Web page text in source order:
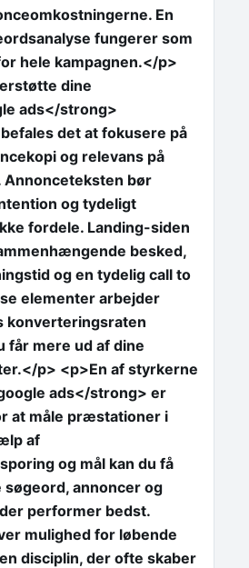
En
fungerer som
hele kampagnen.</p>
dine
ads</strong>
det at fokusere på
og relevans på
Annonceteksten bør
og tydeligt
fordele. Landing-siden
besked,
og en tydelig call to
elementer arbejder
konverteringsraten
får mere ud af dine
p> <p>En af styrkerne
ads</strong> er
at måle præstationer i
af
og mål kan du få
søgeord, annoncer og
performer bedst.
mulighed for løbende
disciplin, der ofte skaber